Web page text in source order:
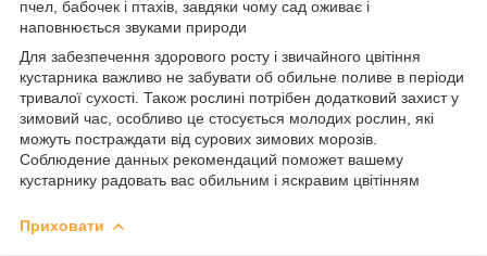
пчел, бабочек і птахів, завдяки чому сад оживає і
наповнюється звуками природи
Для забезпечення здорового росту і звичайного цвітіння
кустарника важливо не забувати об обильне поливе в періоди
тривалої сухості. Також рослині потрібен додатковий захист у
зимовий час, особливо це стосується молодих рослин, які
можуть постраждати від сурових зимових морозів.
Соблюдение данных рекомендаций поможет вашему
кустарнику радовать вас обильним і яскравим цвітінням
Приховати